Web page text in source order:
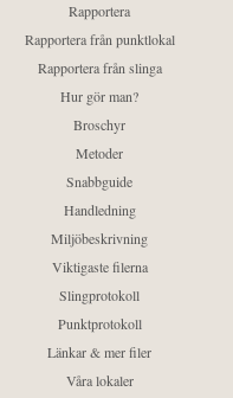
Rapportera
Rapportera från punktlokal
Rapportera från slinga
Hur gör man?
Broschyr
Metoder
Snabbguide
Handledning
Miljöbeskrivning
Viktigaste filerna
Slingprotokoll
Punktprotokoll
Länkar & mer filer
Våra lokaler